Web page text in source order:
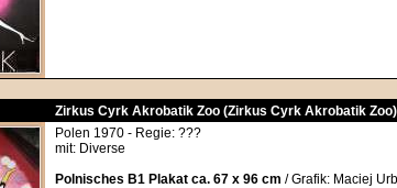
Zirkus Cyrk Akrobatik Zoo (Zirkus Cyrk Akrobatik Zoo)
Polen 1970 - Regie: ???
mit: Diverse
Polnisches B1 Plakat ca. 67 x 96 cm / Grafik: Maciej